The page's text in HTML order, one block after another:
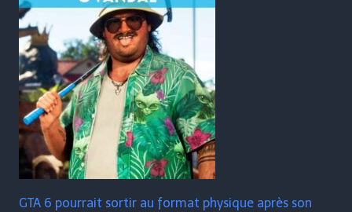
GTA 6 pourrait sortir au format physique après son